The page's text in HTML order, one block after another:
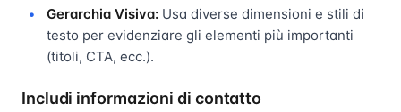
Gerarchia Visiva: Usa diverse dimensioni e stili di
testo per evidenziare gli elementi più importanti
(titoli, CTA, ecc.).
Includi informazioni di contatto